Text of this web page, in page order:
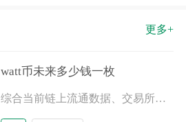
更多+
watt币未来多少钱一枚
综合当前链上流通数据、交易所盘面表现与项目落地进度来看，短期